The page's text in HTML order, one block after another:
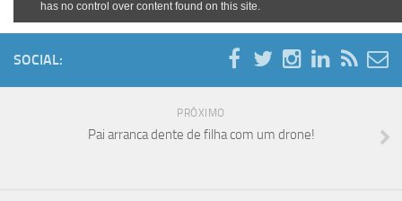
SOCIAL:
PRÓXIMO
Pai arranca dente de filha com um drone!